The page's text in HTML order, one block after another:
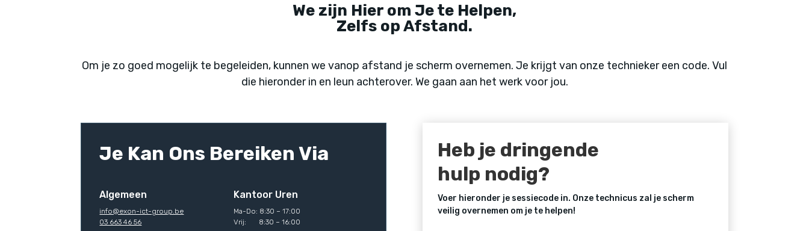
We zijn Hier om Je te Helpen,
Zelfs op Afstand.
Om je zo goed mogelijk te begeleiden, kunnen we vanop afstand je scherm overnemen. Je krijgt van onze technieker een code. Vul
die hieronder in en leun achterover. We gaan aan het werk voor jou.
Je Kan Ons Bereiken Via
Algemeen
info@exon-ict-group.be
03 663 46 56
Kantoor Uren
Ma-Do: 8:30 – 17:00
Vrij: 8:30 – 16:00
Heb je dringende
hulp nodig?
Voer hieronder je sessiecode in. Onze technicus zal je scherm
veilig overnemen om je te helpen!